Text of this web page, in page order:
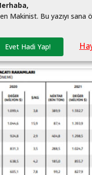
erhaba,
en Makinist. Bu yazıyı sana ö
Evet Hadi Yap!